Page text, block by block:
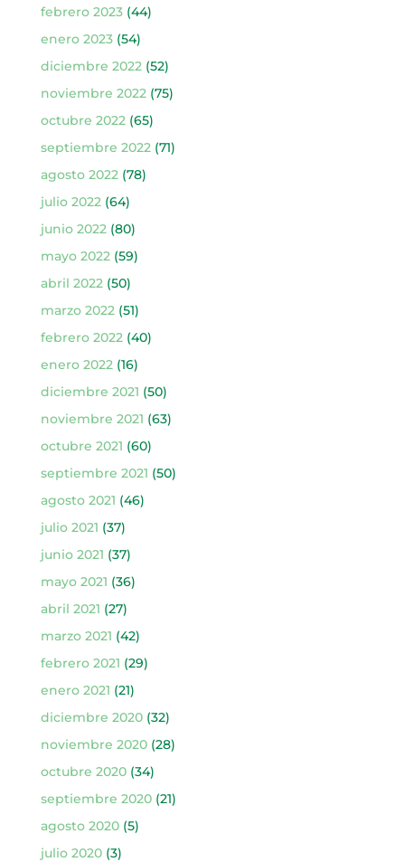
febrero 2023(44)
enero 2023(54)
diciembre 2022(52)
noviembre 2022(75)
octubre 2022(65)
septiembre 2022(71)
agosto 2022(78)
julio 2022(64)
junio 2022(80)
mayo 2022(59)
abril 2022(50)
marzo 2022(51)
febrero 2022(40)
enero 2022(16)
diciembre 2021 (50)
noviembre 2021 (63)
octubre 2021 (60)
septiembre 2021 (50)
agosto 2021 (46)
julio 2021 (37)
junio 2021 (37)
mayo 2021 (36)
abril 2021 (27)
marzo 2021 (42)
febrero 2021 (29)
enero 2021 (21)
diciembre 2020(32)
noviembre 2020(28)
octubre 2020(34)
septiembre 2020(21)
agosto 2020(5)
julio 2020(3)